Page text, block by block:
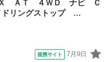
トライト ＣＤ再生 １４
Ｘ ＡＴ ４ＷＤ ナビ Ｃ
リングストップ …
提携サイト 7月9日